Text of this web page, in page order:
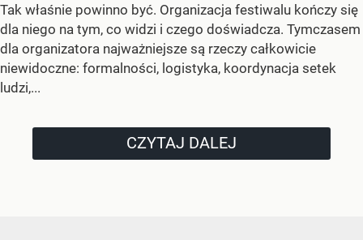
Tak właśnie powinno być. Organizacja festiwalu kończy się
dla niego na tym, co widzi i czego doświadcza. Tymczasem
dla organizatora najważniejsze są rzeczy całkowicie
niewidoczne: formalności, logistyka, koordynacja setek
ludzi,...
CZYTAJ DALEJ